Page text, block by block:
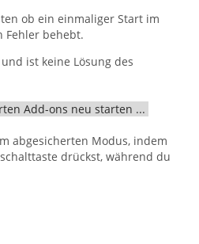
ob ein einmaliger Start im
Fehler behebt.
ist keine Lösung des
Add-ons neu starten ...
abgesicherten Modus, indem
drückst, während du